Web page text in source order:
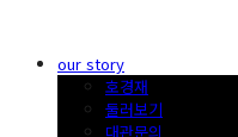
our story
호경재
둘러보기
대관문의